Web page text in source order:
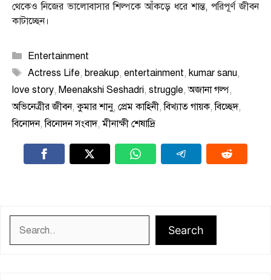
থেকেও নিজের ভালোবাসার শিল্পকে আঁকড়ে ধরে শান্ত, পরিপূর্ণ জীবন
কাটাচ্ছেন।
Categories
Entertainment
Tags
Actress Life, breakup, entertainment, kumar sanu,
love story, Meenakshi Seshadri, struggle,অজানা গল্প,
অভিনেত্রীর জীবন,কুমার শানু, প্রেম কাহিনী,বিখ্যাত গায়ক,বিচ্ছেদ,
বিনোদন,বিনোদন সংবাদ,মীনাক্ষী শেষাদ্রি
Search